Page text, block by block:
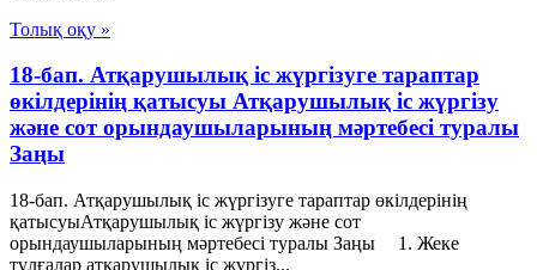
Толық оқу »
18-бап. Атқарушылық iс жүргiзуге тараптар
өкiлдерiнiң қатысуы Атқарушылық iс жүргiзу
және сот орындаушыларының мәртебесi туралы
Заңы
18-бап. Атқарушылық iс жүргiзуге тараптар өкiлдерiнiң
қатысуыАтқарушылық iс жүргiзу және сот
орындаушыларының мәртебесi туралы Заңы 1. Жеке
тұлғалар атқарушылық iс жүргiз...